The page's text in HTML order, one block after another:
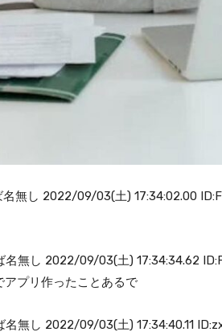
名無し 2022/09/03(土) 17:34:02.00
名無し 2022/09/03(土) 17:34:34.62
アプリ作ったことあるで
名無し 2022/09/03(土) 17:34:40.11